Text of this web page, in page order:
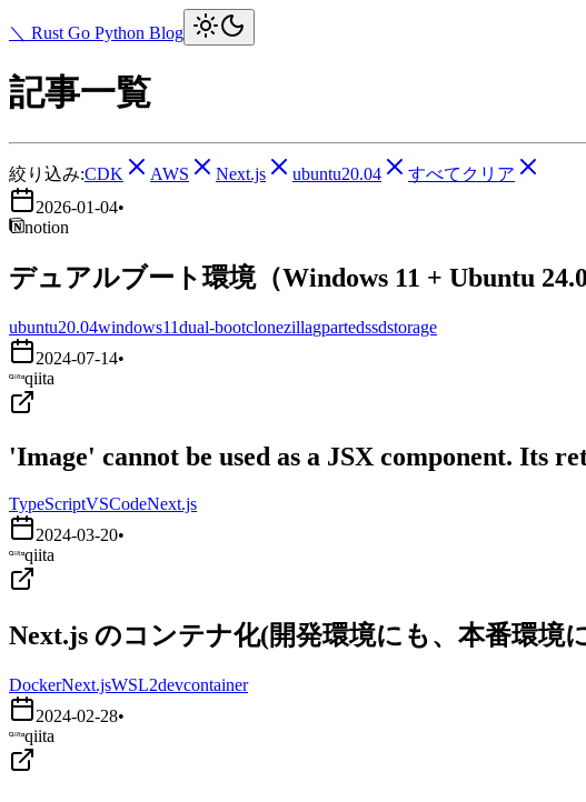
＼ Rust Go Python Blog
記事一覧
絞り込み:CDK AWS Next.js ubuntu20.04
すべてクリア
2026-01-04•
notion
デュアルブート環境（Windows 11 + Ubuntu
ubuntu20.04windows11dual-bootclonezillagpartedssdstorage
2024-07-14•
qiita
'Image' cannot be used as a JSX component. Its
TypeScriptVSCodeNext.js
2024-03-20•
qiita
Next.js のコンテナ化(開発環境にも、本番環境
DockerNext.jsWSL2devcontainer
2024-02-28•
qiita